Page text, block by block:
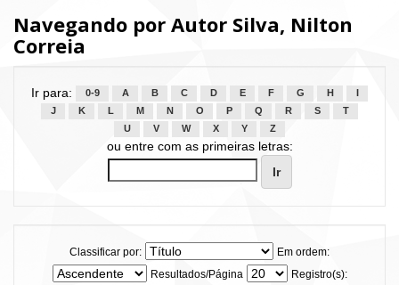
Navegando por Autor Silva, Nilton
Correia
Ir para: 0-9 A B C D E F G H
J
K L M N O P Q R S
T
U
V W X Y Z
ou entre com as primeiras letras:
Classificar por:
Em ordem:
Resultados/Página
Registro(s):